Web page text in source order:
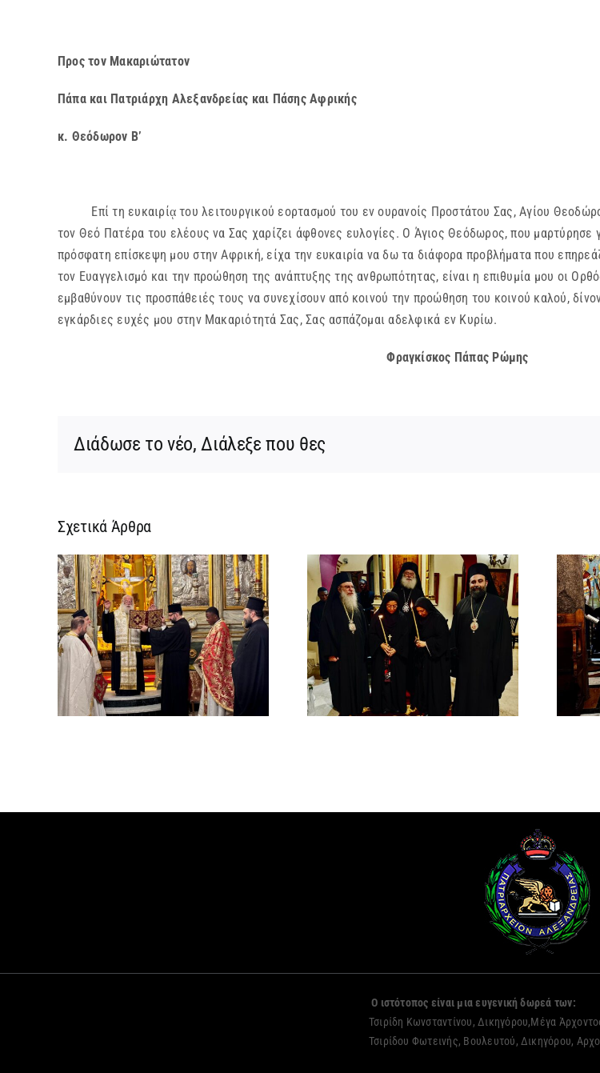
Προς τον Μακαριώτατον
Πάπα και Πατριάρχη Αλεξανδρείας και Πάσης Αφρικής
κ. Θεόδωρον Β’
Επί τη ευκαιρίᾳ του λειτουργικού εορτασμού του εν ουρανοίς Προστάτου Σας, Αγίου
τον Θεό Πατέρα του ελέους να Σας χαρίζει άφθονες ευλογίες. Ο Άγιος Θεόδωρος, που μαρτύρησε
πρόσφατη επίσκεψη μου στην Αφρική, είχα την ευκαιρία να δω τα διάφορα προβλήματα που
τον Ευαγγελισμό και την προώθηση της ανάπτυξης της ανθρωπότητας, είναι η επιθυμία μου οι
εμβαθύνουν τις προσπάθειές τους να συνεχίσουν από κοινού την προώθηση του κοινού καλού,
εγκάρδιες ευχές μου στην Μακαριότητά Σας, Σας ασπάζομαι αδελφικά εν Κυρίω.
Φραγκίσκος Πάπας Ρώμης
Διάδωσε το νέο, Διάλεξε που θες
Σχετικά Άρθρα
Ίδρυση Γυναικείας
Ιεράς Πατριαρχικής
Μονής και μοναχική
κουρά δύο νέων
μοναζουσών
Νέος Αρχιμανδρίτης
και Πατριαρχική Τιμή
στον Γενικό Πρόξενο
Αλεξανδρείας
Ο ιστότοπος είναι μια ευγενική δωρεά των:
Τσιρίδη Κωνσταντίνου, Δικηγόρου,Μέγα
Τσιρίδου Φωτεινής, Βουλευτού, Δικηγόρου,